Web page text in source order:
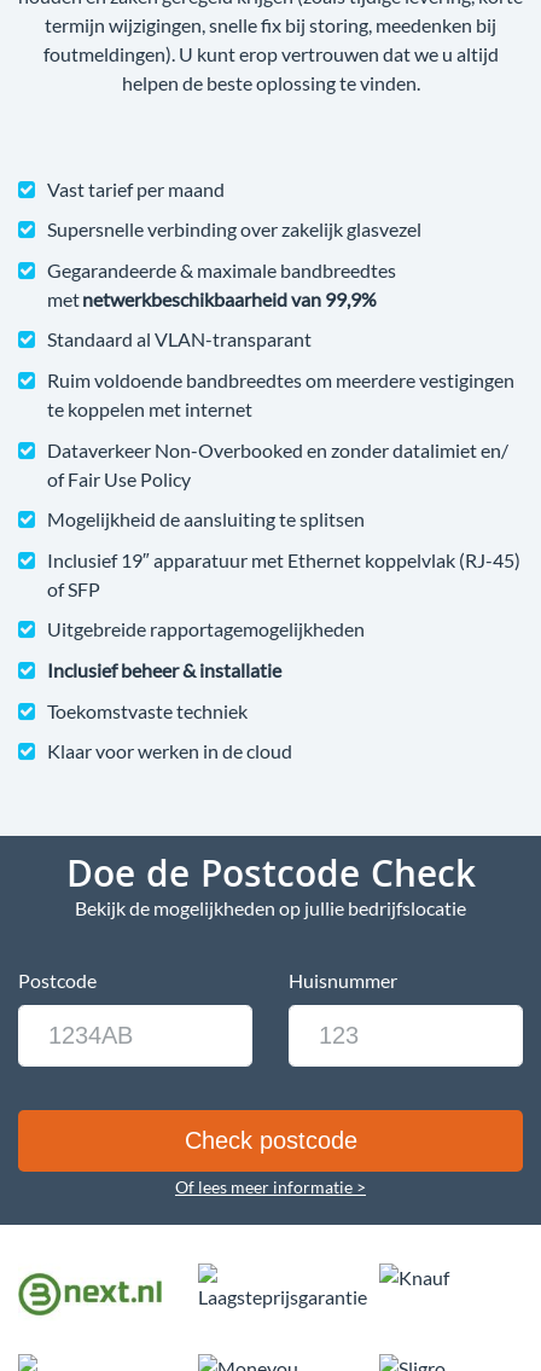
termijn wijzigingen, snelle fix bij storing, meedenken bij
foutmeldingen). U kunt erop vertrouwen dat we u altijd
helpen de beste oplossing te vinden.
Vast tarief per maand
Supersnelle verbinding over zakelijk glasvezel
Gegarandeerde & maximale bandbreedtes
metnetwerkbeschikbaarheid van 99,9%
Standaard al VLAN-transparant
Ruim voldoende bandbreedtes om meerdere vestigingen
te koppelen met internet
Dataverkeer Non-Overbooked en zonder datalimiet en/
of Fair Use Policy
Mogelijkheid de aansluiting te splitsen
Inclusief 19″ apparatuur met Ethernet koppelvlak (RJ-45)
of SFP
Uitgebreide rapportagemogelijkheden
Inclusief beheer & installatie
Toekomstvaste techniek
Klaar voor werken in de cloud
Doe de Postcode Check
Bekijk de mogelijkheden op jullie bedrijfslocatie
Postcode Huisnummer
Of lees meer informatie >